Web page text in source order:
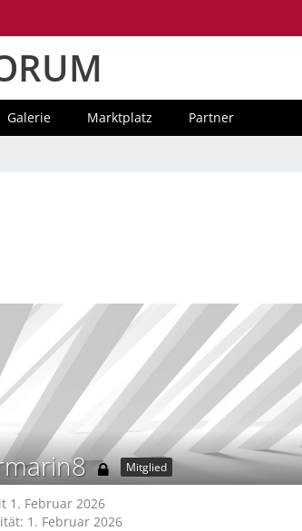
Galerie Marktplatz Partner
Mitglied
1. Februar 2026
1. Februar 2026